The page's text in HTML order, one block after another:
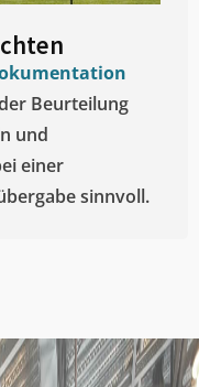
Beurteilung
und
einer
sinnvoll.